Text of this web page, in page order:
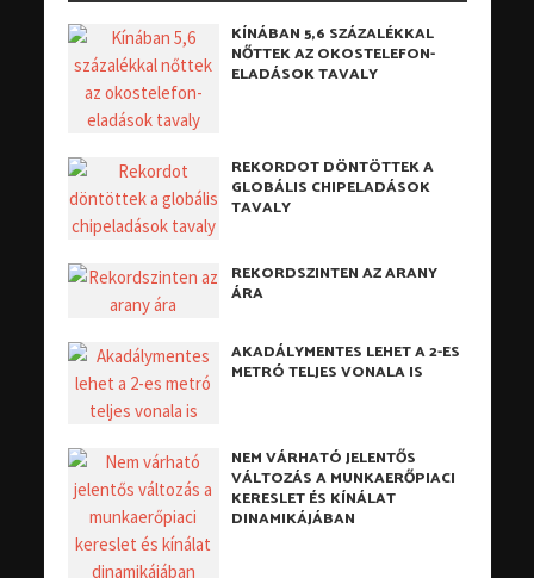
KÍNÁBAN 5,6 SZÁZALÉKKAL
NŐTTEK AZ OKOSTELEFON-
ELADÁSOK TAVALY
REKORDOT DÖNTÖTTEK A
GLOBÁLIS CHIPELADÁSOK
TAVALY
REKORDSZINTEN AZ ARANY
ÁRA
AKADÁLYMENTES LEHET A 2-ES
METRÓ TELJES VONALA IS
NEM VÁRHATÓ JELENTŐS
VÁLTOZÁS A MUNKAERŐPIACI
KERESLET ÉS KÍNÁLAT
DINAMIKÁJÁBAN